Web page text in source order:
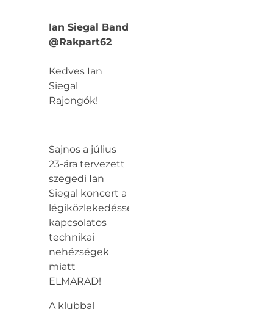
Ian Siegal Band
@Rakpart62
Kedves Ian
Siegal
Rajongók!
Sajnos a július
23-ára tervezett
szegedi Ian
Siegal koncert a
légiközlekedéssel
kapcsolatos
technikai
nehézségek
miatt
ELMARAD!
A klubbal